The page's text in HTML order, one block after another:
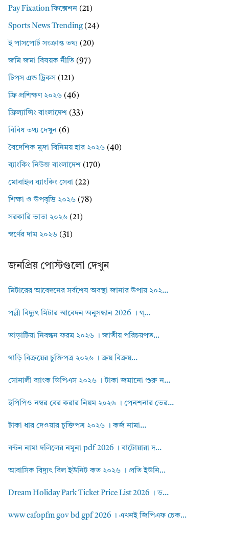
Pay Fixation ফিক্সেশন (21)
Sports News Trending(24)
ই পাসপোর্ট সংক্রান্ত তথ্য (20)
জমি জমা বিষয়ক নীতি (97)
টিপস এন্ড ট্রিকস (121)
ফ্রি প্রশিক্ষণ ২০২৬ (46)
ফ্রিল্যান্সিং বাংলাদেশ (33)
বিবিধ তথ্য দেখুন (6)
বৈদেশিক মুদ্রা বিনিময় হার ২০২৬ (40)
ব্যাংকিং নিউজ বাংলাদেশ (170)
মোবাইল ব্যাংকিং সেবা (22)
শিক্ষা ও উপবৃত্তি ২০২৬ (78)
সরকারি ভাতা ২০২৬ (21)
স্বর্ণের দাম ২০২৬ (31)
জনপ্রিয় পোস্টগুলো দেখুন
মিটারের আবেদনের সর্বশেষ অবস্থা জানার উপায় ২০২...
পল্লী বিদ্যুৎ মিটার আবেদন অনুসন্ধান 2026 । গ্...
ভাড়াটিয়া নিবন্ধন ফরম ২০২৬ । জাতীয় পরিচয়পত...
গাড়ি বিক্রয়ের চুক্তিপত্র ২০২৬ । ক্রয় বিক্রয়...
সোনালী ব্যাংক ডিপিএস ২০২৬ । টাকা জমানো শুরু ন...
ইপিপিও নম্বর বের করার নিয়ম ২০২৬ । পেনশনার ভের...
টাকা ধার দেওয়ার চুক্তিপত্র ২০২৬ । কর্জ নামা...
বন্টন নামা দলিলের নমুনা pdf 2026 । বাটোয়ারা দ...
আবাসিক বিদ্যুৎ বিল ইউনিট কত ২০২৬ । প্রতি ইউনি...
Dream Holiday Park Ticket Price List 2026 । ড...
www cafopfm gov bd gpf 2026 । এখনই জিপিএফ চেক...